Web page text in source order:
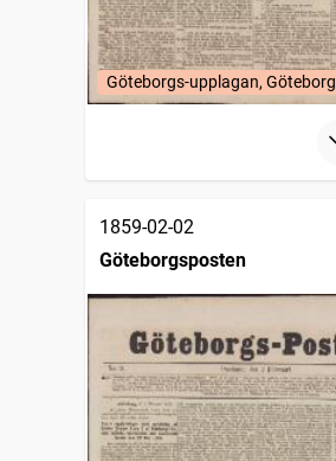
Göteborgs-upplagan, Göteborg
1859-02-02
Göteborgsposten